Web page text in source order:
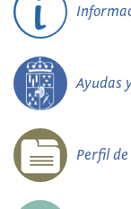
Ayudas
Perfil